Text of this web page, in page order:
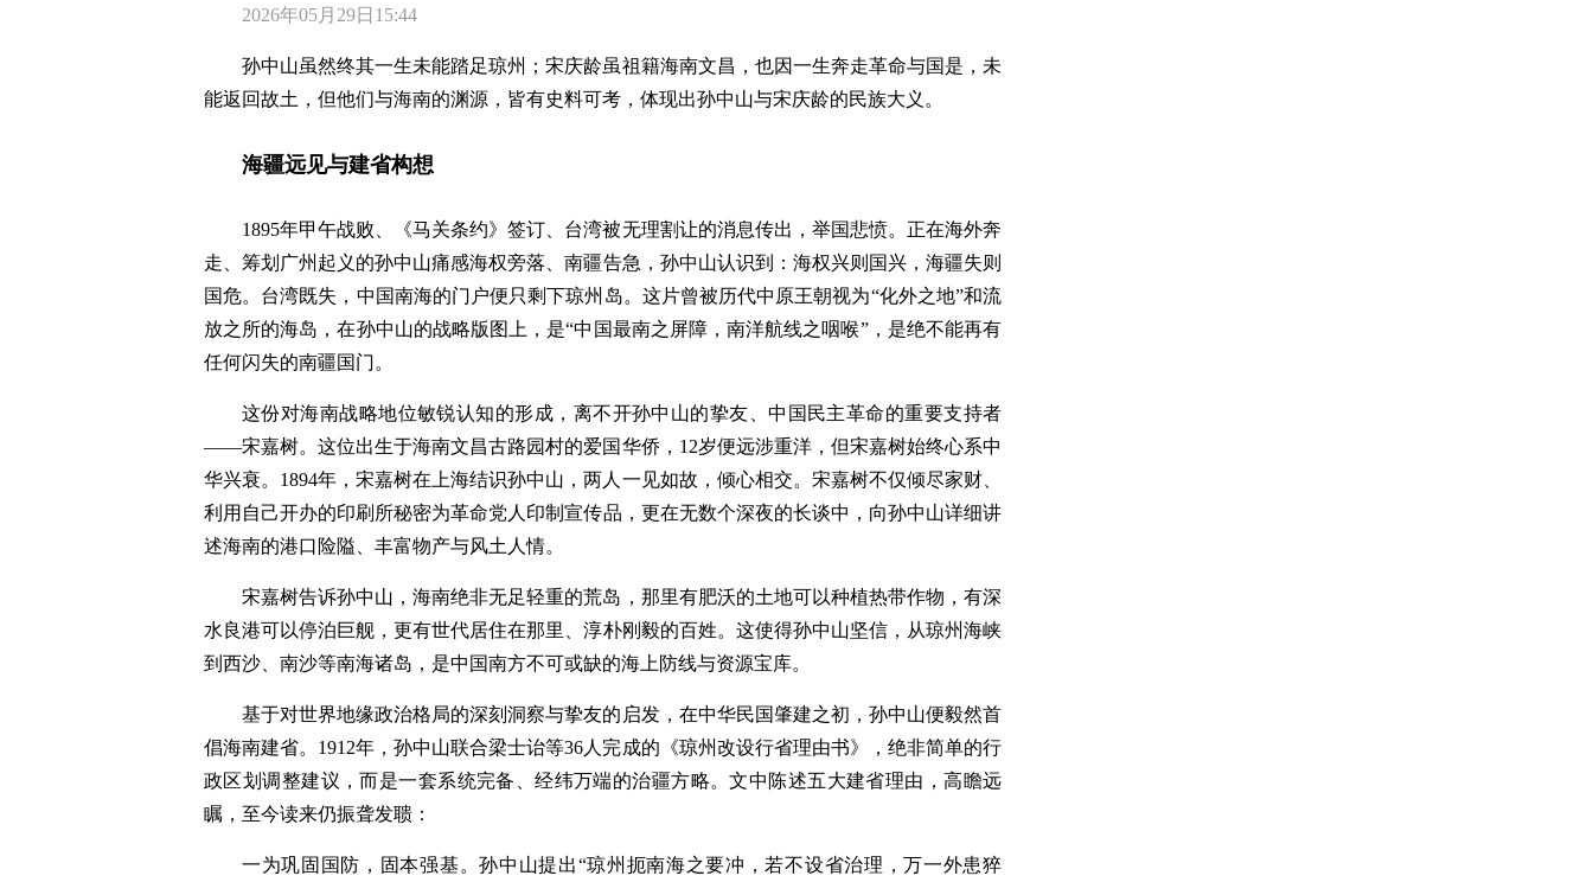
2026年05月29日15:44
孙中山虽然终其一生未能踏足琼州；宋庆龄虽祖籍海南文昌，也因一生奔走革命与国是，未
能返回故土，但他们与海南的渊源，皆有史料可考，体现出孙中山与宋庆龄的民族大义。
海疆远见与建省构想
1895年甲午战败、《马关条约》签订、台湾被无理割让的消息传出，举国悲愤。正在海外奔
走、筹划广州起义的孙中山痛感海权旁落、南疆告急，孙中山认识到：海权兴则国兴，海疆失则
国危。台湾既失，中国南海的门户便只剩下琼州岛。这片曾被历代中原王朝视为“化外之地”和流
放之所的海岛，在孙中山的战略版图上，是“中国最南之屏障，南洋航线之咽喉”，是绝不能再有
任何闪失的南疆国门。
这份对海南战略地位敏锐认知的形成，离不开孙中山的挚友、中国民主革命的重要支持者
——宋嘉树。这位出生于海南文昌古路园村的爱国华侨，12岁便远涉重洋，但宋嘉树始终心系中
华兴衰。1894年，宋嘉树在上海结识孙中山，两人一见如故，倾心相交。宋嘉树不仅倾尽家财、
利用自己开办的印刷所秘密为革命党人印制宣传品，更在无数个深夜的长谈中，向孙中山详细讲
述海南的港口险隘、丰富物产与风土人情。
宋嘉树告诉孙中山，海南绝非无足轻重的荒岛，那里有肥沃的土地可以种植热带作物，有深
水良港可以停泊巨舰，更有世代居住在那里、淳朴刚毅的百姓。这使得孙中山坚信，从琼州海峡
到西沙、南沙等南海诸岛，是中国南方不可或缺的海上防线与资源宝库。
基于对世界地缘政治格局的深刻洞察与挚友的启发，在中华民国肇建之初，孙中山便毅然首
倡海南建省。1912年，孙中山联合梁士诒等36人完成的《琼州改设行省理由书》，绝非简单的行
政区划调整建议，而是一套系统完备、经纬万端的治疆方略。文中陈述五大建省理由，高瞻远
瞩，至今读来仍振聋发聩：
一为巩固国防，固本强基。孙中山提出“琼州扼南海之要冲，若不设省治理，万一外患猝